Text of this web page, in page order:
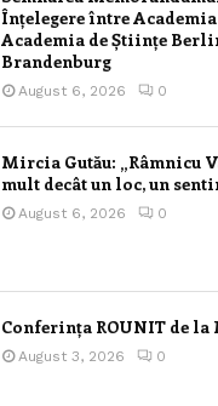
Înțelegere între Academia
Academia de Științe
Brandenburg
August 6, 2026 0
Mircia Gutău: „Râmnicu
mult decât un loc, un
August 6, 2026 0
Conferința ROUNIT de la
August 3, 2026 0